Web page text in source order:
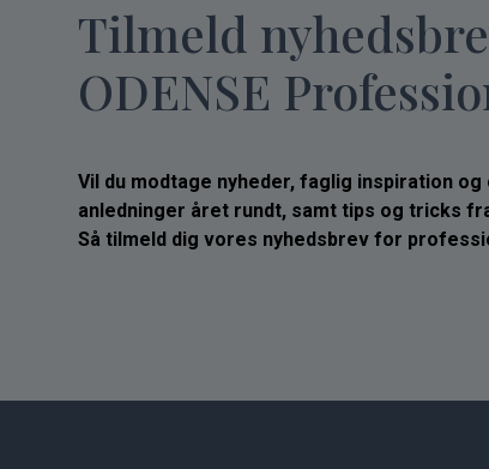
Tilmeld
ODENSE
Vil du modtage nyheder, faglig inspiration
anledninger året rundt, samt tips og tricks
Så tilmeld dig vores nyhedsbrev for